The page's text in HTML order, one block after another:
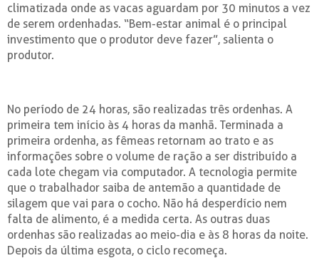
climatizada onde as vacas aguardam por 30 minutos a vez
de serem ordenhadas. “Bem-estar animal é o principal
investimento que o produtor deve fazer”, salienta o
produtor.
No período de 24 horas, são realizadas três ordenhas. A
primeira tem início às 4 horas da manhã. Terminada a
primeira ordenha, as fêmeas retornam ao trato e as
informações sobre o volume de ração a ser distribuído a
cada lote chegam via computador. A tecnologia permite
que o trabalhador saiba de antemão a quantidade de
silagem que vai para o cocho. Não há desperdício nem
falta de alimento, é a medida certa. As outras duas
ordenhas são realizadas ao meio-dia e às 8 horas da noite.
Depois da última esgota, o ciclo recomeça.